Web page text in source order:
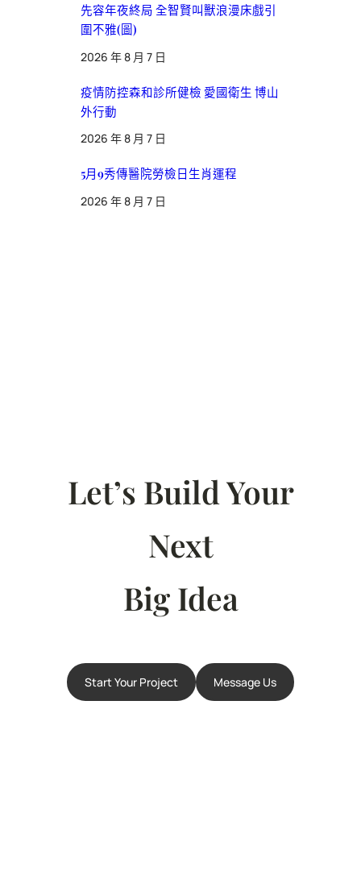
先容年夜終局 全智賢叫獸浪漫床戲引
圍不雅(圖)
2026 年 8 月 7 日
疫情防控森和診所健檢 愛國衛生 博山
外行動
2026 年 8 月 7 日
5月9秀傳醫院勞檢日生肖運程
2026 年 8 月 7 日
Let’s Build Your
Next
Big Idea
Start Your Project Message Us